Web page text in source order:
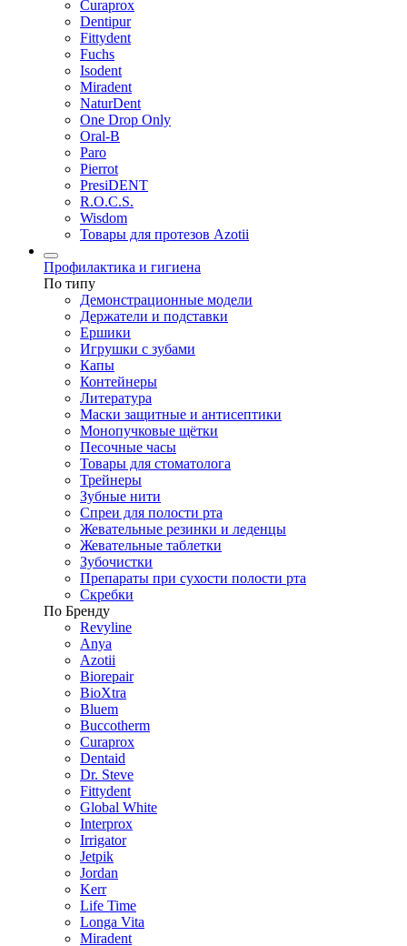
Curaprox
Dentipur
Fittydent
Fuchs
Isodent
Miradent
NaturDent
One Drop Only
Oral-B
Paro
Pierrot
PresiDENT
R.O.C.S.
Wisdom
Товары для протезов Azotii
Профилактика и гигиена
По типу
Демонстрационные модели
Держатели и подставки
Ершики
Игрушки с зубами
Капы
Контейнеры
Литература
Маски защитные и антисептики
Монопучковые щётки
Песочные часы
Товары для стоматолога
Трейнеры
Зубные нити
Спреи для полости рта
Жевательные резинки и леденцы
Жевательные таблетки
Зубочистки
Препараты при сухости полости рта
Скребки
По Бренду
Revyline
Anya
Azotii
Biorepair
BioXtra
Bluem
Buccotherm
Curaprox
Dentaid
Dr. Steve
Fittydent
Global White
Interprox
Irrigator
Jetpik
Jordan
Kerr
Life Time
Longa Vita
Miradent